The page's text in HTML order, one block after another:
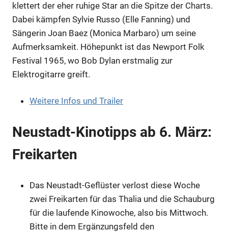
Anzeige
Anzeige
Anzeige
klettert der eher ruhige Star an die Spitze der Charts.
Dabei kämpfen Sylvie Russo (Elle Fanning) und
Sängerin Joan Baez (Monica Marbaro) um seine
Aufmerksamkeit. Höhepunkt ist das Newport Folk
Festival 1965, wo Bob Dylan erstmalig zur
Elektrogitarre greift.
Weitere Infos und Trailer
Neustadt-Kinotipps ab 6. März:
Freikarten
Das Neustadt-Geflüster verlost diese Woche
zwei Freikarten für das Thalia und die Schauburg
für die laufende Kinowoche, also bis Mittwoch.
Bitte in dem Ergänzungsfeld den